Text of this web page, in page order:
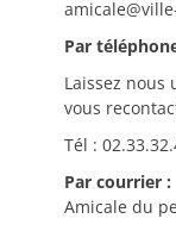
Par
Laissez nous
vous
Tél :
Par courrier :
Amicale du